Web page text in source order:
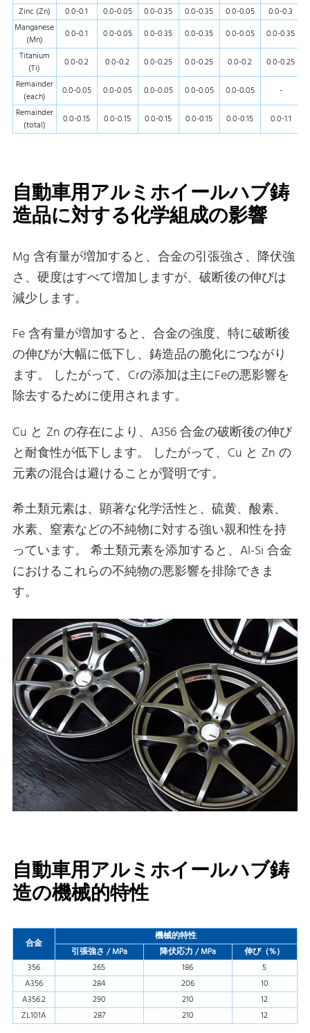
Zinc (Zn)
0.0-0.1 0.0-0.05 0.0-0.35 0.0-0.35 0.0-0.05
0.0-0.3
Manganese
(Mn)
0.0-0.1 0.0-0.05 0.0-0.35 0.0-0.35 0.0-0.05
0.0-0.35
Titanium
(Ti)
0.0-0.2 0.0-0.2 0.0-0.25 0.0-0.25 0.0-0.2 0.0-0.25
Remainder
(each)
0.0-0.05 0.0-0.05 0.0-0.05 0.0-0.05 0.0-0.05
-
Remainder
(total)
0.0-0.15 0.0-0.15 0.0-0.15 0.0-0.15 0.0-0.15 0.0-1.1
自動車用アルミホイールハブ鋳
造品に対する化学組成の影響
Mg 含有量が増加すると、合金の引張強さ、降伏強
さ、硬度はすべて増加しますが、破断後の伸びは
減少します。
Fe 含有量が増加すると、合金の強度、特に破断後
の伸びが大幅に低下し、鋳造品の脆化につながり
ます。 したがって、Crの添加は主にFeの悪影響を
除去するために使用されます。
Cu と Zn の存在により、A356 合金の破断後の伸び
と耐食性が低下します。 したがって、Cu と Zn の
元素の混合は避けることが賢明です。
希土類元素は、顕著な化学活性と、硫黄、酸素、
水素、窒素などの不純物に対する強い親和性を持
っています。 希土類元素を添加すると、Al-Si 合金
におけるこれらの不純物の悪影響を排除できま
す。
自動車用アルミホイールハブ鋳
造の機械的特性
合金
機械的特性
引張強さ / MPa
降伏応力 / MPa
伸び（%）
356
265 186
5
A356
284 206
10
A356.2
290 210
12
ZL101A
287 210 12